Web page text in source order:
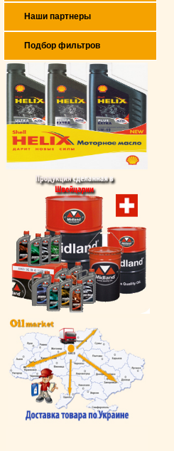
Наши партнеры
Подбор фильтров